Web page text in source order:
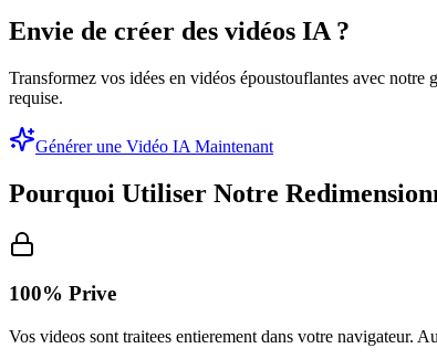
Envie de créer des vidéos IA ?
Transformez vos idées en vidéos époustouflantes avec
requise.
Générer une Vidéo IA Maintenant
Pourquoi Utiliser Notre
100% Prive
Vos videos sont traitees entierement dans votre navigateur.